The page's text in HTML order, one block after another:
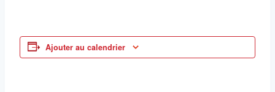
Ajouter au calendrier